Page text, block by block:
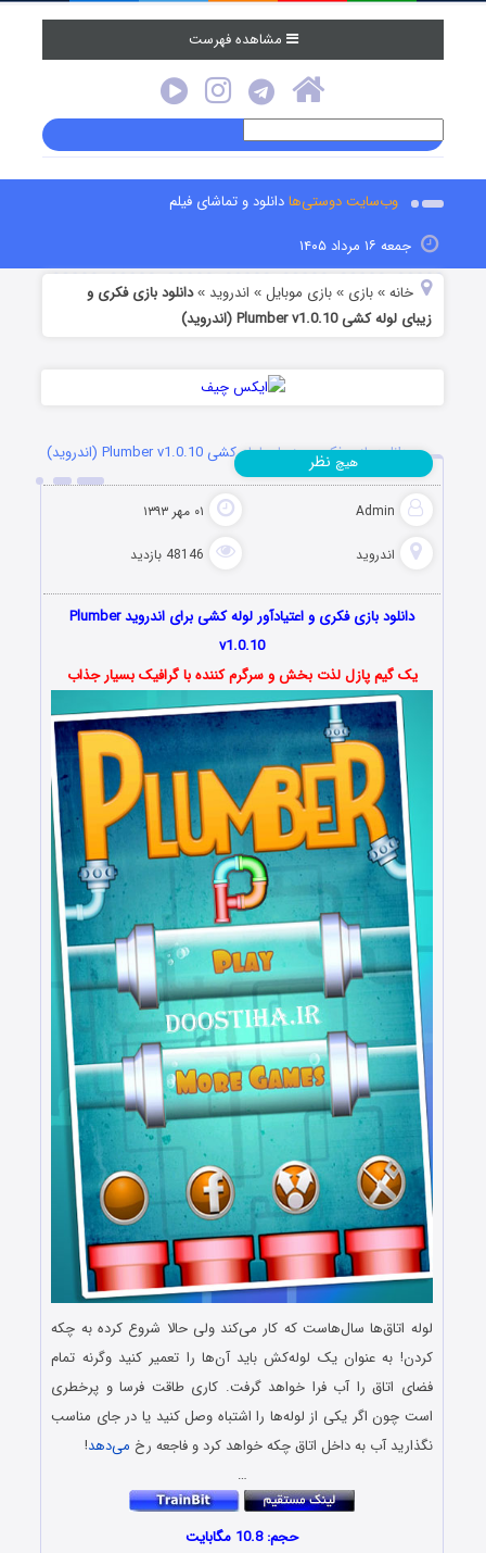
مشاهده فهرست
وب‌سایت دوستی‌هادانلود و تماشای فیلم
جمعه ۱۶ مرداد ۱۴۰۵
خانه »بازی »بازی موبایل » اندروید »دانلود بازی فکری و
زیبای لوله کشی Plumber v1.0.10 (اندروید)
دانلود بازی فکری و زیبای لوله کشی Plumber v1.0.10 (اندروید)
Admin ۰۱ مهر ۱۳۹۳
اندروید 48146 بازدید
هیچ نظر
دانلود بازی فکری و اعتیادآور لوله کشی برای اندروید Plumber
v1.0.10
یک گیم پازل لذت بخش و سرگرم کننده با گرافیک بسیار جذاب
لوله اتاق‌ها سال‌هاست که کار می‌کند ولی حالا شروع کرده به چکه
کردن! به عنوان یک لوله‌کش باید آن‌ها را تعمیر کنید وگرنه تمام
فضای اتاق را آب فرا خواهد گرفت. کاری طاقت‌ فرسا و پر‌خطری
است چون اگر یکی از لوله‌ها را اشتباه وصل کنید یا در جای مناسب
نگذارید آب به داخل اتاق چکه خواهد کرد و فاجعه رخ می‌دهد!
…
حجم: 10.8 مگابایت